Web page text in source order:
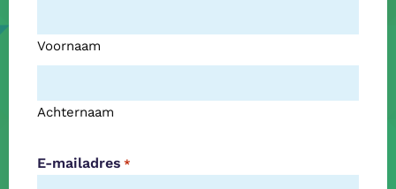
Voornaam
Achternaam
E-mailadres *